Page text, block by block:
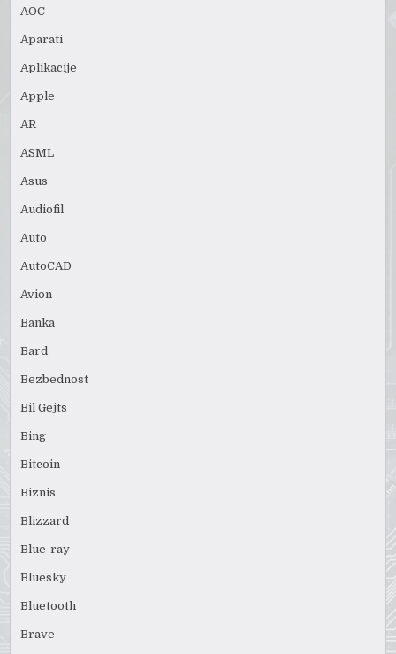
AOC
Aparati
Aplikacije
Apple
AR
ASML
Asus
Audiofil
Auto
AutoCAD
Avion
Banka
Bard
Bezbednost
Bil Gejts
Bing
Bitcoin
Biznis
Blizzard
Blue-ray
Bluesky
Bluetooth
Brave